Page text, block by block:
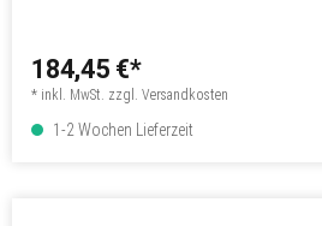
184,45 €*
* inkl. MwSt. zzgl. Versandkosten
1-2 Wochen Lieferzeit